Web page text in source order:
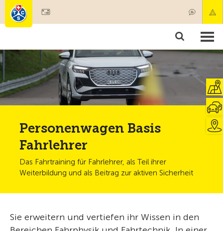
Mitgliedschaft & Leistungen
Test, Sicherheit & Gesundheit
Personenwagen Basis
Fahrlehrer
Das Fahrtraining für Fahrlehrer, als Teil ihrer
Weiterbildung und als Beitrag zur aktiven Sicherheit
Sie erweitern und vertiefen ihr Wissen in den